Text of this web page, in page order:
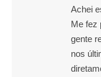
Achei
Me fez
gente
nos